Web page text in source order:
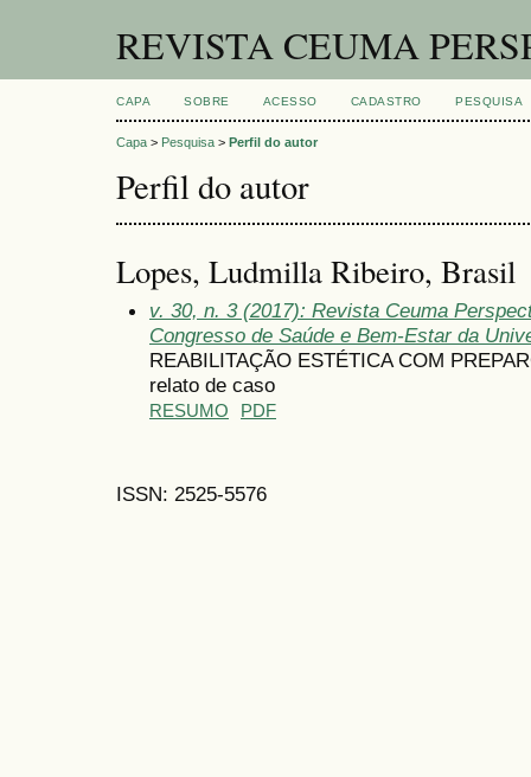
REVISTA CEUMA
CAPA SOBRE ACESSO CADASTRO PESQUISA
Capa > Pesquisa > Perfil do autor
Perfil do autor
Lopes, Ludmilla Ribeiro, Brasil
v. 30, n. 3 (2017): Revista Ceuma
Congresso de Saúde e Bem-Estar da
REABILITAÇÃO ESTÉTICA COM
relato de caso
RESUMO PDF
ISSN: 2525-5576